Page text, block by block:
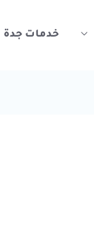
خدمات جدة